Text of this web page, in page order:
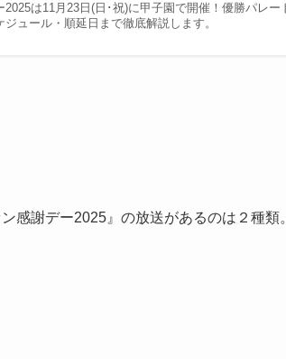
は11月23日(日･祝)に甲子園で開催！優勝パレー
ュール・順延日まで徹底解説します。
感謝デー2025』の放送があるのは２種類。